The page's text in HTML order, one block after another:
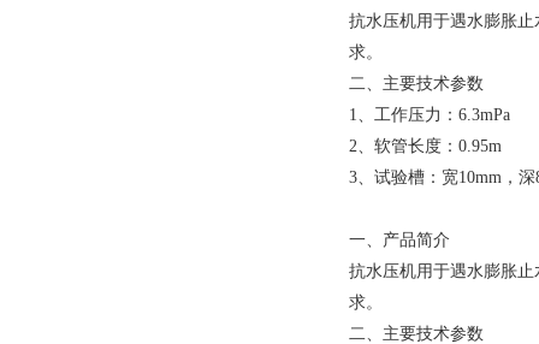
抗水压机用于遇水膨胀
求。
二、主要技术参数
1、工作压力：6.3mPa
2、软管长度：0.95m
3、试验槽：宽10mm，深
一、产品简介
抗水压机用于遇水膨胀
求。
二、主要技术参数